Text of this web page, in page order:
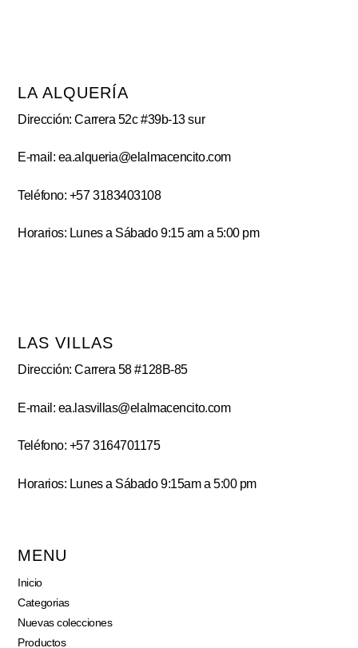
LA ALQUERÍA
Dirección: Carrera 52c #39b-13 sur
E-mail: ea.alqueria@elalmacencito.com
Teléfono: +57 3183403108
Horarios: Lunes a Sábado 9:15 am a 5:00 pm
LAS VILLAS
Dirección: Carrera 58 #128B-85
E-mail: ea.lasvillas@elalmacencito.com
Teléfono: +57 3164701175
Horarios: Lunes a Sábado 9:15am a 5:00 pm
MENU
Inicio
Categorias
Nuevas colecciones
Productos